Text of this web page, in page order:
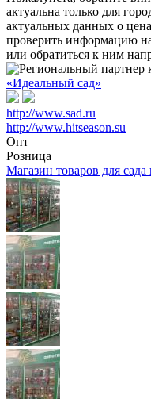
актуальна только для
актуальных данных о
проверить информацию
или обратиться к ним
«Идеальный сад»
http://www.sad.ru
http://www.hitseason.su
Опт
Розница
Магазин товаров для